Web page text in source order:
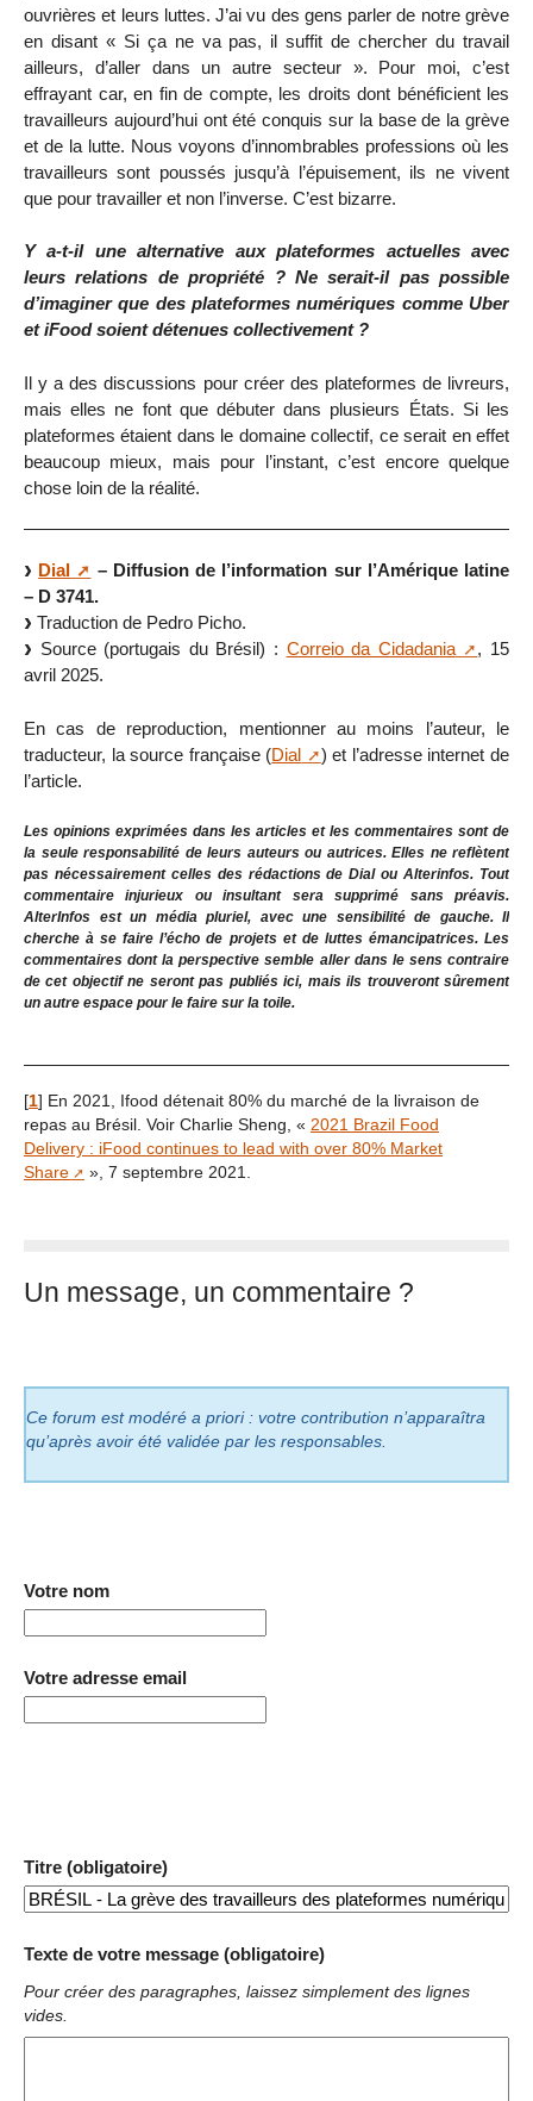
ouvrières et leurs luttes. J’ai vu des gens parler de notre grève
en disant « Si ça ne va pas, il suffit de chercher du travail
ailleurs, d’aller dans un autre secteur ». Pour moi, c’est
effrayant car, en fin de compte, les droits dont bénéficient les
travailleurs aujourd’hui ont été conquis sur la base de la grève
et de la lutte. Nous voyons d’innombrables professions où les
travailleurs sont poussés jusqu’à l’épuisement, ils ne vivent
que pour travailler et non l’inverse. C’est bizarre.
Y a-t-il une alternative aux plateformes actuelles avec
leurs relations de propriété ? Ne serait-il pas possible
d’imaginer que des plateformes numériques comme Uber
et iFood soient détenues collectivement ?
Il y a des discussions pour créer des plateformes de livreurs,
mais elles ne font que débuter dans plusieurs États. Si les
plateformes étaient dans le domaine collectif, ce serait en effet
beaucoup mieux, mais pour l’instant, c’est encore quelque
chose loin de la réalité.
Dial
– Diffusion de l’information sur l’Amérique latine
– D 3741.
Traduction de Pedro Picho.
Source (portugais du Brésil) : Correio da Cidadania
, 15
avril 2025.
En cas de reproduction, mentionner au moins l’auteur, le
traducteur, la source française (Dial
) et l’adresse internet de
l’article.
Les opinions exprimées dans les articles et les commentaires sont de
la seule responsabilité de leurs auteurs ou autrices. Elles ne reflètent
pas nécessairement celles des rédactions de Dial ou Alterinfos. Tout
commentaire injurieux ou insultant sera supprimé sans préavis.
AlterInfos est un média pluriel, avec une sensibilité de gauche. Il
cherche à se faire l’écho de projets et de luttes émancipatrices. Les
commentaires dont la perspective semble aller dans le sens contraire
de cet objectif ne seront pas publiés ici, mais ils trouveront sûrement
un autre espace pour le faire sur la toile.
[1] En 2021, Ifood détenait 80% du marché de la livraison de
repas au Brésil. Voir Charlie Sheng, « 2021 Brazil Food
Delivery : iFood continues to lead with over 80% Market
Share
», 7 septembre 2021.
Un message, un commentaire ?
Ce forum est modéré a priori : votre contribution n’apparaîtra
qu’après avoir été validée par les responsables.
Votre nom
Votre adresse email
Titre (obligatoire)
Texte de votre message (obligatoire)
Pour créer des paragraphes, laissez simplement des lignes
vides.